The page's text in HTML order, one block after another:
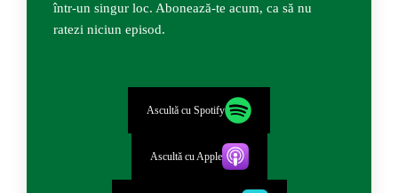
într-un singur loc. Abonează-te acum, ca să nu
ratezi niciun episod.
Ascultă cu Spotify
Ascultă cu Apple